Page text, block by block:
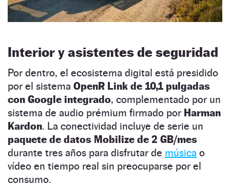
Interior y asistentes de seguridad
Por dentro, el ecosistema digital está presidido
por el sistema OpenR Link de 10,1 pulgadas
con Google integrado, complementado por un
sistema de audio prémium firmado por Harman
Kardon. La conectividad incluye de serie un
paquete de datos Mobilize de 2 GB/mes
durante tres años para disfrutar de música o
vídeo en tiempo real sin preocuparse por el
consumo.